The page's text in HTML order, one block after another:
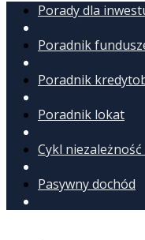
Porady dla
Poradnik
Poradnik
Poradnik lokat
Cykl
Pasywny dochód